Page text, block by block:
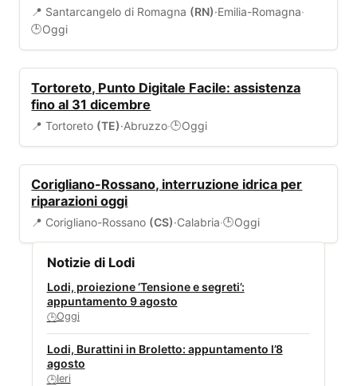
📍 Santarcangelo di Romagna (RN)·Emilia-Romagna·
🕒Oggi
Tortoreto, Punto Digitale Facile: assistenza
fino al 31 dicembre
📍 Tortoreto (TE)·Abruzzo·🕒Oggi
Corigliano-Rossano, interruzione idrica per
riparazioni oggi
📍 Corigliano-Rossano (CS)·Calabria·🕒Oggi
Notizie di Lodi
Lodi, proiezione ‘Tensione e segreti’:
appuntamento 9 agosto
🕒Oggi
Lodi, Burattini in Broletto: appuntamento l’8
agosto
🕒Ieri